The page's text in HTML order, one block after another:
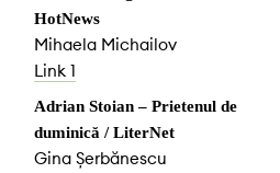
HotNews
Mihaela Michailov
Link 1
Adrian Stoian – Prietenul de
duminică / LiterNet
Gina Șerbănescu